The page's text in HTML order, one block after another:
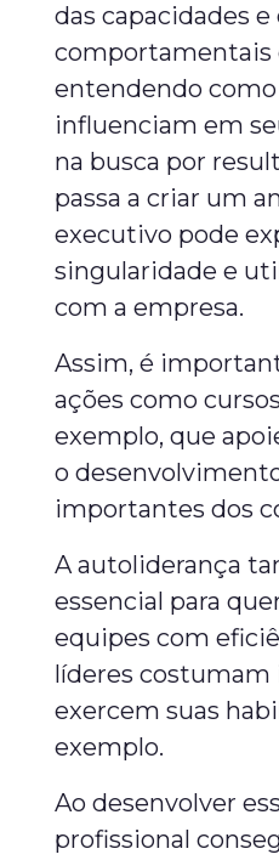
das capacidades
comportamentais
entendendo como
influenciam em
na busca por
passa a criar um
executivo pode
singularidade e
com a empresa.
Assim, é
ações como
exemplo, que
o
importantes dos
A autoliderança
essencial para
equipes com
líderes costumam
exercem suas
exemplo.
Ao desenvolver
profissional